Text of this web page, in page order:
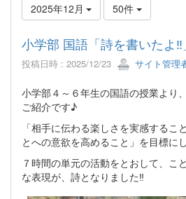
2025年12月 50件
小学部 国語「詩を書いたよ‼
投稿日時 : 2025/12/23 サイト管理
小学部４～６年生の国語の授業より
ご紹介です♪
「相手に伝わる楽しさを実感するこ
とへの意欲を高めること」を目標に
７時間の単元の活動をとおして、こ
な表現が、詩となりました‼